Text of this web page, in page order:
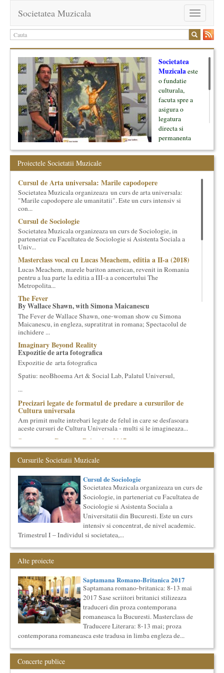
Toggle
navigation
Societatea Muzicala
Societatea
Muzicalaeste
o fundatie
culturala,
facuta spre a
asigura o
legatura
directa si
permanenta
oamenii ei, pe
inceput cu muzica clasica - si de aici numele -, insa acum
dezvoltam proiecte si in alte domenii ale culturii.
Facem management cultural, dezvoltam si administram proiecte
proprii sau preluate, modele si sisteme de finantare, marketing
cultural si consultanta. Organizam concursuri, concerte si
evenimente culturale, private sau publice, tinem cursuri de
cultura generala muzicala, teatrala, filosofica si de alte feluri.
Cuvinte in plus despre proiect, despre cei care il administreaza si
cei care il finantateaza sunt in rubricile de mai jos.
Proiectele Societatii Muzicale
Cursul de Arta universala: Marile capodopere
Societatea Muzicala organizeaza un curs de arta universala:
"Marile capodopere ale umanitatii". Este un curs intensiv si
con...
Cursul de Sociologie
Societatea Muzicala organizeaza un curs de Sociologie, in
parteneriat cu Facultatea de Sociologie si Asistenta Sociala a
Univ...
Masterclass vocal cu Lucas Meachem, editia a II-a (2018)
Lucas Meachem, marele bariton american, revenit in Romania
pentru a lua parte la editia a III-a a concertului The
Metropolita...
The Fever
By Wallace Shawn, with Simona Maicanescu
The Fever de Wallace Shawn, one-woman show cu Simona
Maicanescu, in engleza, supratitrat in romana; Spectacolul de
inchidere ...
Imaginary Beyond Reality
Expozitie de arta fotografica
Expozitie de arta fotografica
Spatiu: neoBhoema Art & Social Lab, Palatul Universul,
...
Precizari legate de formatul de predare a cursurilor de
Cultura universala
Am primit multe intrebari legate de felul in care se desfasoara
aceste cursuri de Cultura Universala - multi si le imagineaza...
Saptamana Romano-Britanica 2017
Masterclass de traducere literara stilizata de scriitori
englezi
Saptamana romano-britanica: 8-13 mai 2017 Sase scriitori
britanici stilizeaza traduceri din proza contemporana
romaneasca ...
Cursul de Cinematografie universala: Marile capodopere
si marii realizatori (anul II)
Societatea Muzicala organizeaza un curs de cultura generala
cinematografica. Este un curs concentrat si intensiv, de nivel
Societatea Muzicala organizeaza un curs de cultura generala
teatrala, de nivel academic, in parteneriat cu Universitatea
Nati...
Cursul de Lingvistica (anul II)
Societatea Muzicala organizeaza un curs de cultura generala
lingvistica. Este un curs intensiv si concentrat, de nivel
academ...
Bucurestiul Cultural Neconventional
(Neconventionaliada)
Competitia proiectelor culturale neconventionale ale
Bucurestiului
Bucurestiul Cultural Neconventional (sau Neconventionaliada
- nume provizoriu) are ca obiectiv prezentarea tuturor
proiectelo...
Cursurile Societatii Muzicale
Cursul de Sociologie
Societatea Muzicala organizeaza un curs de
Sociologie, in parteneriat cu Facultatea de
Sociologie si Asistenta Sociala a
Universitatii din Bucuresti. Este un curs
intensiv si concentrat, de nivel academic.
Trimestrul I – Individul si societatea,...
Alte proiecte
Saptamana Romano-Britanica 2017
Saptamana romano-britanica: 8-13 mai
2017 Sase scriitori britanici stilizeaza
traduceri din proza contemporana
romaneasca la Bucuresti. Masterclass de
Traducere Literara: 8-13 mai; proza
contemporana romaneasca este tradusa in limba engleza de...
Concerte publice